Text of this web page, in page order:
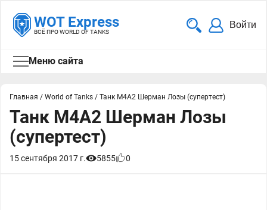
WOT Express
ВСЁ ПРО WORLD OF TANKS
Войти
Меню сайта
Главная / World of Tanks / Танк М4А2 Шерман Лозы (супертест)
Танк М4А2 Шерман Лозы
(супертест)
15 сентября 2017 г. 5855 0